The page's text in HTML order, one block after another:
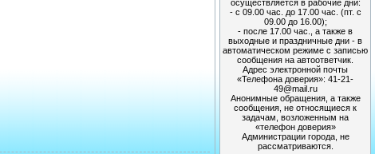
осуществляется в рабочие дни:
- с 09.00 час. до 17.00 час. (пт. с
09.00 до 16.00);
- после 17.00 час., а также в
выходные и праздничные дни - в
автоматическом режиме с записью
сообщения на автоответчик.
Адрес электронной почты
«Телефона доверия»: 41-21-
49@mail.ru
Анонимные обращения, а также
сообщения, не относящиеся к
задачам, возложенным на
«телефон доверия»
Администрации города, не
рассматриваются.